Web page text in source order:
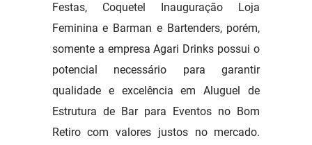
Festas, Coquetel Inauguração Loja
Feminina e Barman e Bartenders, porém,
somente a empresa Agari Drinks possui o
potencial necessário para garantir
qualidade e excelência em Aluguel de
Estrutura de Bar para Eventos no Bom
Retiro com valores justos no mercado.